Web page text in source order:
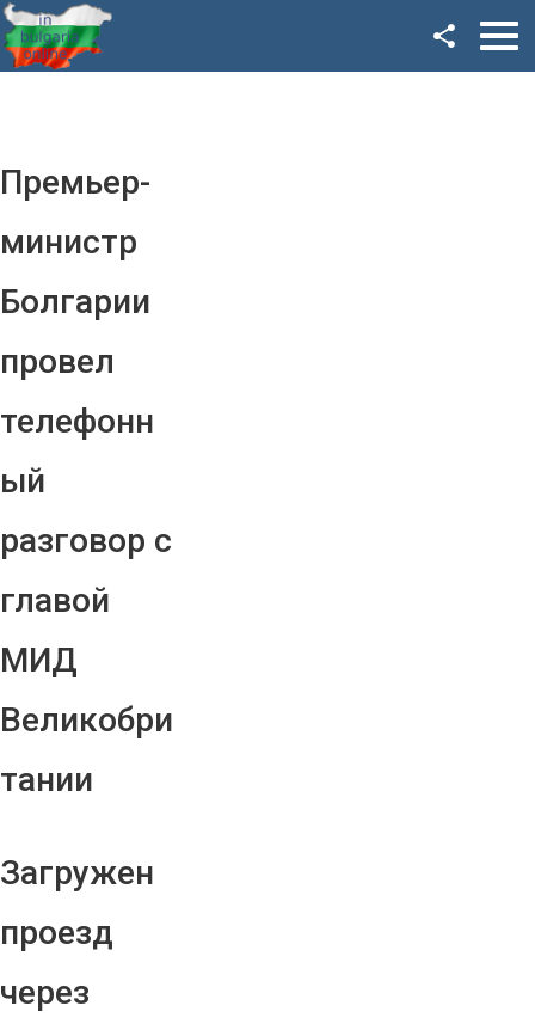
Премьер-
министр
Болгарии
провел
телефонн
ый
разговор с
главой
МИД
Великобри
тании
Загружен
проезд
через